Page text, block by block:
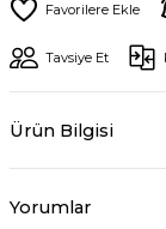
Tavsiye Et
Ürün Bilgisi
Yorumlar